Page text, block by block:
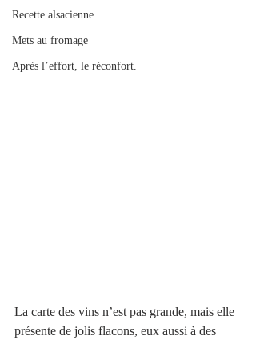
Recette alsacienne
Mets au fromage
Après l’effort, le réconfort.
La carte des vins n’est pas grande, mais elle
présente de jolis flacons, eux aussi à des